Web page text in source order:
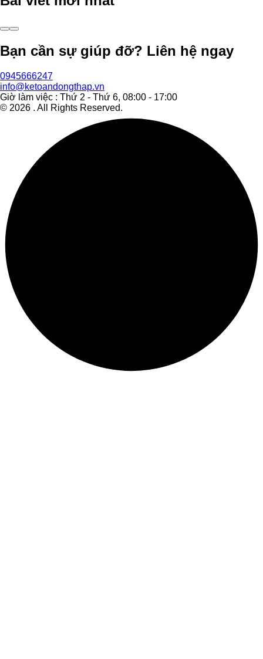
Bạn cần sự giúp đỡ? Liên hệ ngay
0945666247
info@ketoandongthap.vn
Giờ làm việc : Thứ 2 - Thứ 6, 08:00 - 17:00
© 2026 . All Rights Reserved.